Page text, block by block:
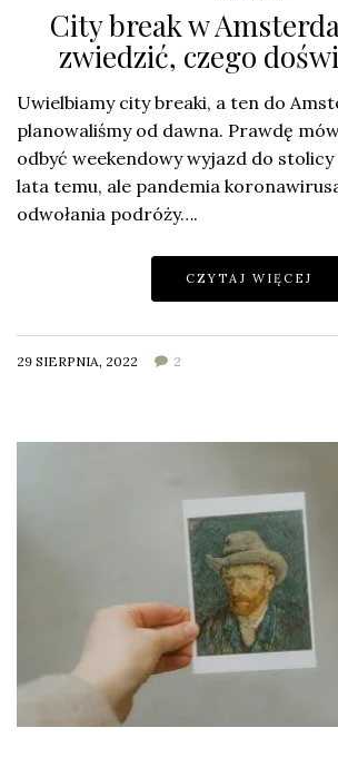
City break w
zwiedzić, czego
Uwielbiamy city breaki, a ten do
planowaliśmy od dawna. Prawdę
odbyć weekendowy wyjazd do
lata temu, ale pandemia
odwołania podróży….
CZYTAJ WIĘCEJ
29 SIERPNIA, 2022 2